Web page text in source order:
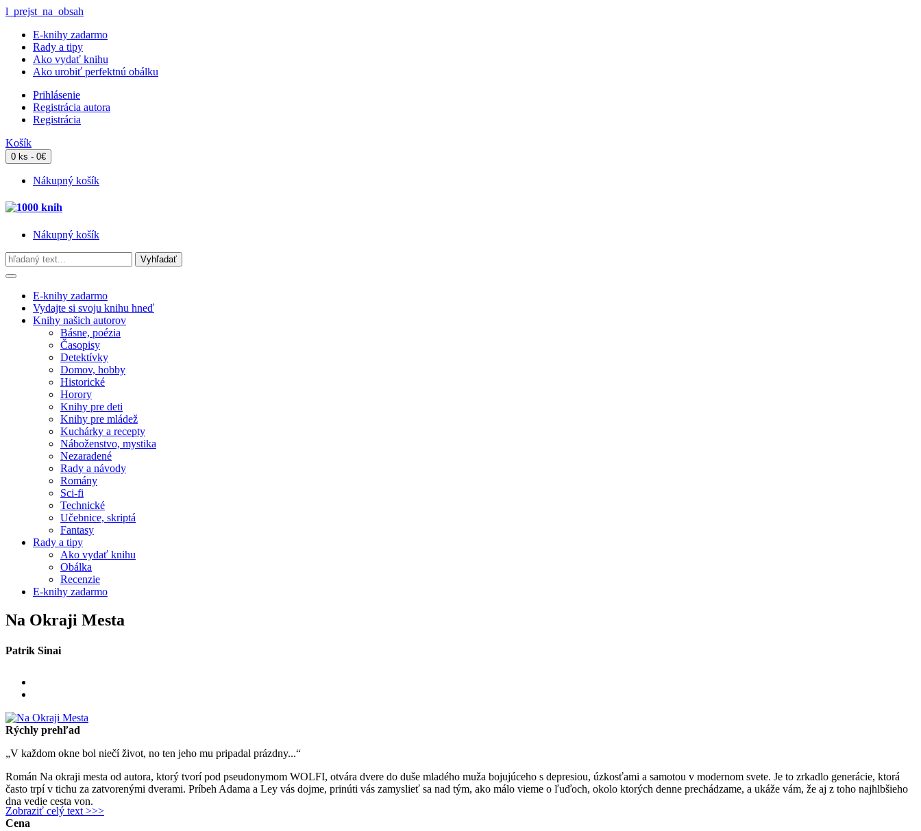
l_prejst_na_obsah
E-knihy zadarmo
Rady a tipy
Ako vydať knihu
Ako urobiť perfektnú obálku
Prihlásenie
Registrácia autora
Registrácia
Košík
0 ks - 0€
Nákupný košík
Nákupný košík
E-knihy zadarmo
Vydajte si svoju knihu hneď
Knihy našich autorov
Básne, poézia
Časopisy
Detektívky
Domov, hobby
Historické
Horory
Knihy pre deti
Knihy pre mládež
Kuchárky a recepty
Náboženstvo, mystika
Nezaradené
Rady a návody
Romány
Sci-fi
Technické
Učebnice, skriptá
Fantasy
Rady a tipy
Ako vydať knihu
Obálka
Recenzie
E-knihy zadarmo
Na Okraji Mesta
Patrik Sinai
Rýchly prehľad
​„V každom okne bol niečí život, no ten jeho mu pripadal prázdny...“
​Román Na okraji mesta od autora, ktorý tvorí pod pseudonymom WOLFI, otvára dvere do duše mladého muža bojujúceho s depresiou, úzkosťami a samotou v modernom svete. Je to zrkadlo generácie, ktorá
často trpí v tichu za zatvorenými dverami. Príbeh Adama a Ley vás dojme, prinúti vás zamyslieť sa nad tým, ako málo vieme o ľuďoch, okolo ktorých denne prechádzame, a ukáže vám, že aj z toho najhlbšieho
dna vedie cesta von.
Zobraziť celý text >>>
Cena